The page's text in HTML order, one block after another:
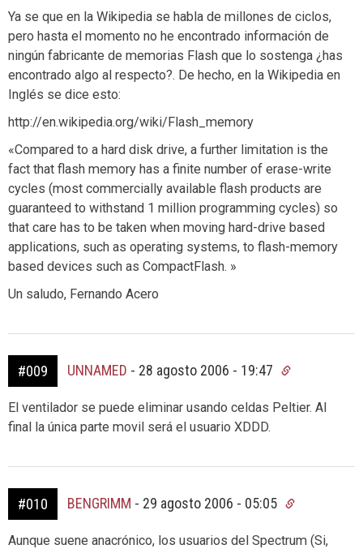
Ya se que en la Wikipedia se habla de millones de ciclos,
pero hasta el momento no he encontrado información de
ningún fabricante de memorias Flash que lo sostenga ¿has
encontrado algo al respecto?. De hecho, en la Wikipedia en
Inglés se dice esto:
http://en.wikipedia.org/wiki/Flash_memory
«Compared to a hard disk drive, a further limitation is the
fact that flash memory has a finite number of erase-write
cycles (most commercially available flash products are
guaranteed to withstand 1 million programming cycles) so
that care has to be taken when moving hard-drive based
applications, such as operating systems, to flash-memory
based devices such as CompactFlash. »
Un saludo, Fernando Acero
#009 UNNAMED - 28 agosto 2006 - 19:47
El ventilador se puede eliminar usando celdas Peltier. Al
final la única parte movil será el usuario XDDD.
#010 BENGRIMM - 29 agosto 2006 - 05:05
Aunque suene anacrónico, los usuarios del Spectrum (Si,